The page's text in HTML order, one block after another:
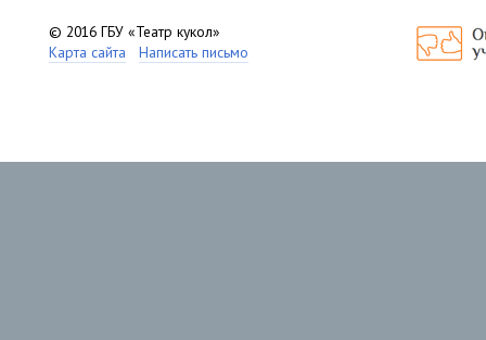
© 2016 ГБУ «Театр кукол»
Карта сайта
Написать письмо